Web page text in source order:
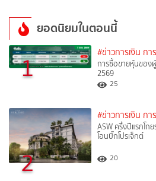
ยอดนิยมในตอนนี้
1 #ข่าวการเงิน ก
การซื้อขายหุ้นของ
2569
25
2
#ข่าวการเงิน ก
ASW ครึ่งปีแรกโก
โอนบิ๊กโปรเจ็กต์
20